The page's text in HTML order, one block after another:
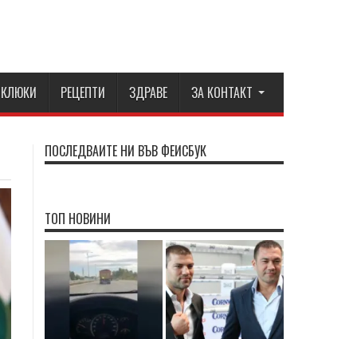
КЛЮКИ РЕЦЕПТИ ЗДРАВЕ ЗА КОНТАКТ
ПОСЛЕДВАЙТЕ НИ ВЪВ ФЕЙСБУК
ТОП НОВИНИ